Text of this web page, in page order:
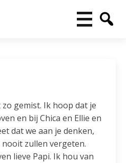
gemist. Ik hoop dat je
en bij Chica en Ellie en
dat we aan je denken,
nooit zullen vergeten.
lieve Papi. Ik hou van